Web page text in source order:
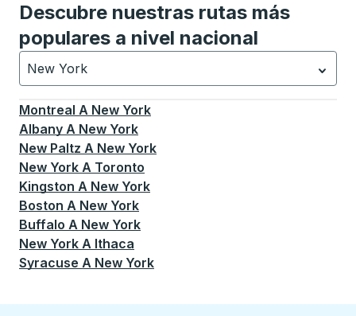
Descubre nuestras rutas más
populares a nivel nacional
New York
Currently selected: New York.La selección está
Montreal A New York
Albany A New York
New Paltz A New York
New York A Toronto
Kingston A New York
Boston A New York
Buffalo A New York
New York A Ithaca
Syracuse A New York